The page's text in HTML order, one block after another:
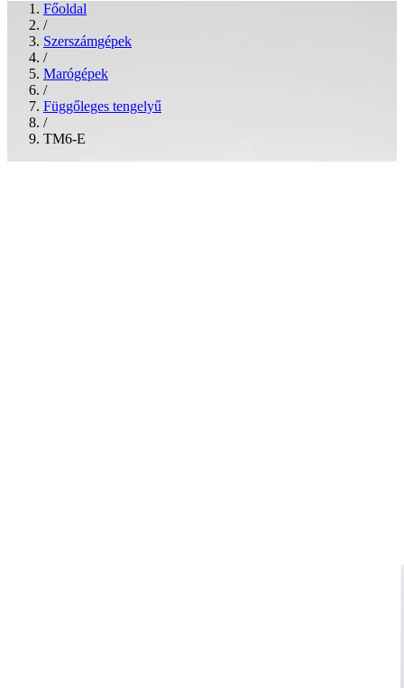
Főoldal
/
Szerszámgépek
/
Marógépek
/
Függőleges tengelyű
/
TM6-E